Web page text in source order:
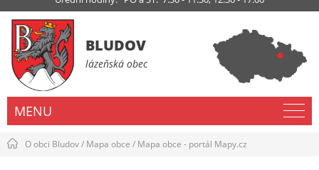
BLUDOV
lázeňská obec
MENU
O obci Bludov/ Mapa obce / Mapa obce - portál Mapy.cz